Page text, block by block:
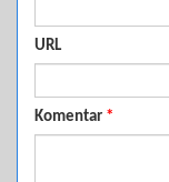
URL
Komentar *